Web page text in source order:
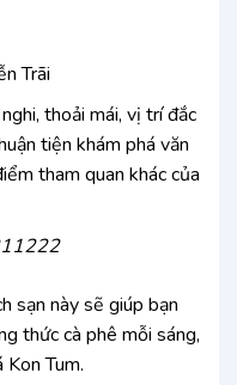
Trãi
thoải mái, vị trí đắc
tiện khám phá văn
tham quan khác của
sạn này sẽ giúp bạn
thức cà phê mỗi sáng,
Tum.